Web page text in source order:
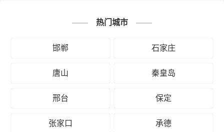
热门城市
邯郸 石家庄
唐山 秦皇岛
邢台 保定
张家口 承德